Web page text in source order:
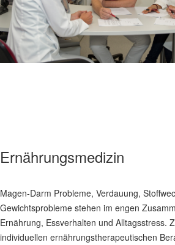
Ernährungsmedizin
Magen-Darm Probleme, Verdauung,
Gewichtsprobleme stehen im engen
Ernährung, Essverhalten und Alltagsstress.
individuellen ernährungstherapeutischen